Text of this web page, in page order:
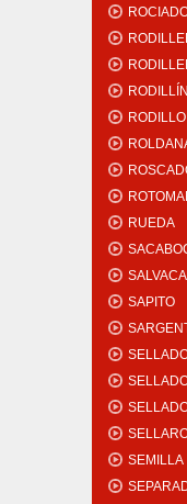
RODILLÍN
RODILLO
RUEDA
SAPITO
SEMILLA